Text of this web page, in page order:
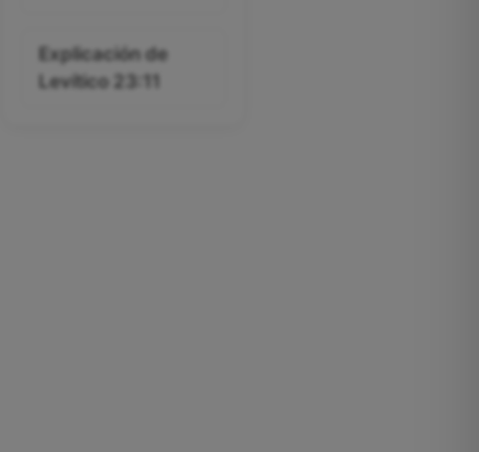
Explicación de
Levítico 23:11